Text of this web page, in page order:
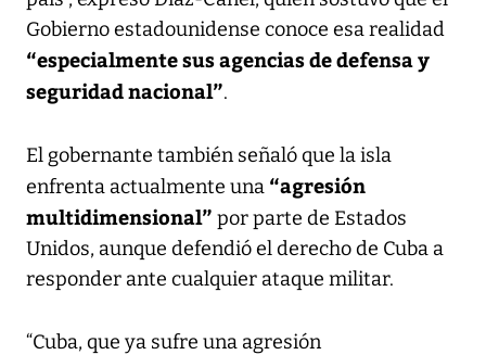
Gobierno estadounidense conoce esa realidad
“especialmente sus agencias de defensa y
seguridad nacional”.
El gobernante también señaló que la isla
enfrenta actualmente una “agresión
multidimensional” por parte de Estados
Unidos, aunque defendió el derecho de Cuba a
responder ante cualquier ataque militar.
“Cuba, que ya sufre una agresión